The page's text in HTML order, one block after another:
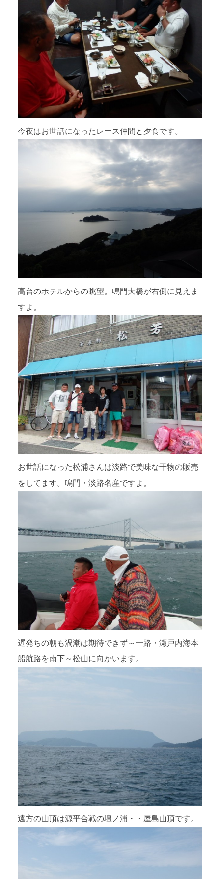
今夜はお世話になったレース仲間と夕食です。
高台のホテルからの眺望。鳴門大橋が右側に見えま
すよ。
お世話になった松浦さんは淡路で美味な干物の販売
をしてます。鳴門・淡路名産ですよ。
遅発ちの朝も渦潮は期待できず～一路・瀬戸内海本
船航路を南下～松山に向かいます。
遠方の山頂は源平合戦の壇ノ浦・・屋島山頂です。